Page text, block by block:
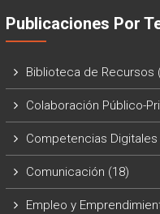
Publicaciones Por
Biblioteca de Recursos
Colaboración Público-
Competencias Digitales
Comunicación (18)
Empleo y